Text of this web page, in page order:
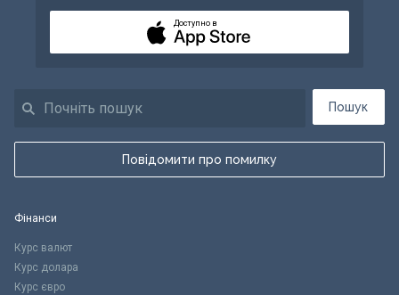
Пошук
Повідомити про помилку
Доступно в
Фінанси
Курс валют
Курс долара
Курс євро